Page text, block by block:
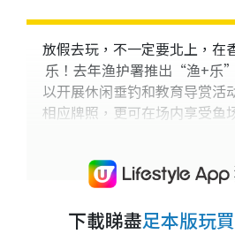
放假去玩，不一定要北上，在
乐！去年渔护署推出“渔+乐
以开展休闲垂钓和教育导赏活
相应牌照，更可在场内享受鱼
下載睇盡足本版玩